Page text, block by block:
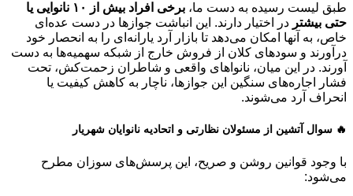
طبق لیست رسیده به دست ما،
برخی افراد بیش از ۱۰ نانوایی یا
حتی بیشتر در اختیار دارند. این انباشت جوازها در دست عده‌ای
خاص، به آنها امکان می‌دهد تا بازار آرد یارانه‌ای را به انحصار خود
درآورند و سودهای کلان از فروش خارج از شبکه سهمیه‌ها به دست
آورند. در این میان، نانواهای واقعی و شاطران زحمت‌کش، تحت
فشار اجاره‌های سنگین این جوازها، ناچار به کاهش کیفیت یا
انحراف آرد می‌شوند.
🔥 سوال آتشین از مسئولان نظارتی و اتحادیه نانوایان شهریار
با وجود قوانین روشن و صریح، این پرسش‌های سوزان مطرح
می‌شود: